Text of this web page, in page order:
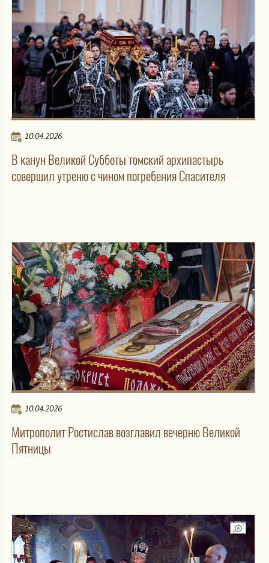
10.04.2026
В канун Великой Субботы томский архипастырь
совершил утреню с чином погребения Спасителя
10.04.2026
Митрополит Ростислав возглавил вечерню Великой
Пятницы